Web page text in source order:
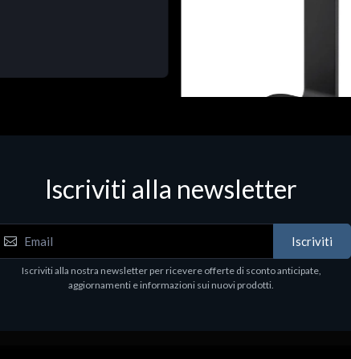
€78.99
Iscriviti alla newsletter
Iscriviti
Iscriviti alla nostra newsletter per ricevere offerte di sconto anticipate,
aggiornamenti e informazioni sui nuovi prodotti.